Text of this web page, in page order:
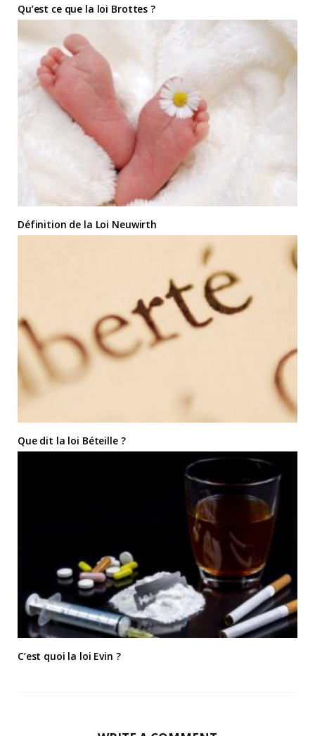
Qu’est ce que la loi Brottes ?
Définition de la Loi Neuwirth
Que dit la loi Béteille ?
C’est quoi la loi Evin ?